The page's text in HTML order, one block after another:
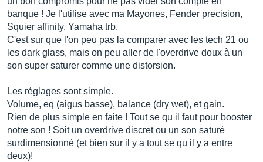
banque ! Je l'utilise avec ma Mayones, Fender precision,
Squier affinity, Yamaha trb.
C'est sur que l'on peu pas la comparer avec les tech 21 ou
les dark glass, mais on peu aller de l'overdrive doux à un
son super saturer comme une distorsion.
Les réglages sont simple.
Volume, eq (aigus basse), balance (dry wet), et gain.
Rien de plus simple en faite ! Tout se qu il faut pour booster
notre son ! Soit un overdrive discret ou un son saturé
surdimensionné (et bien sur il y a tout se qu il y a entre
deux)!